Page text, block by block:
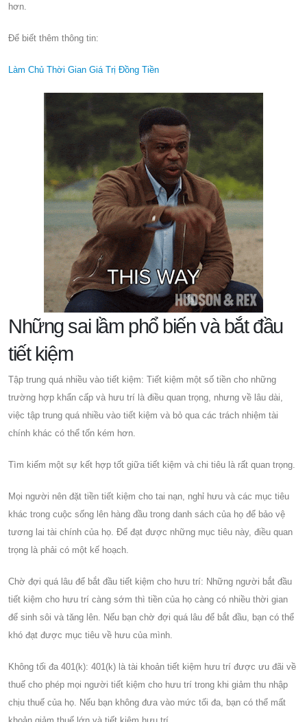
hơn.
Để biết thêm thông tin:
Làm Chủ Thời Gian Giá Trị Đồng Tiền
Những sai lầm phổ biến và bắt đầu
tiết kiệm
Tập trung quá nhiều vào tiết kiệm: Tiết kiệm một số tiền cho những
trường hợp khẩn cấp và hưu trí là điều quan trọng, nhưng về lâu dài,
việc tập trung quá nhiều vào tiết kiệm và bỏ qua các trách nhiệm tài
chính khác có thể tốn kém hơn.
Tìm kiếm một sự kết hợp tốt giữa tiết kiệm và chi tiêu là rất quan trọng.
Mọi người nên đặt tiền tiết kiệm cho tai nạn, nghỉ hưu và các mục tiêu
khác trong cuộc sống lên hàng đầu trong danh sách của họ để bảo vệ
tương lai tài chính của họ. Để đạt được những mục tiêu này, điều quan
trọng là phải có một kế hoạch.
Chờ đợi quá lâu để bắt đầu tiết kiệm cho hưu trí: Những người bắt đầu
tiết kiệm cho hưu trí càng sớm thì tiền của họ càng có nhiều thời gian
để sinh sôi và tăng lên. Nếu bạn chờ đợi quá lâu để bắt đầu, bạn có thể
khó đạt được mục tiêu về hưu của mình.
Không tối đa 401(k): 401(k) là tài khoản tiết kiệm hưu trí được ưu đãi về
thuế cho phép mọi người tiết kiệm cho hưu trí trong khi giảm thu nhập
chịu thuế của họ. Nếu bạn không đưa vào mức tối đa, bạn có thể mất